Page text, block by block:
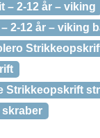
– 2-12 år – viking
2-12 år – viking
Strikkeopskrift
skraber